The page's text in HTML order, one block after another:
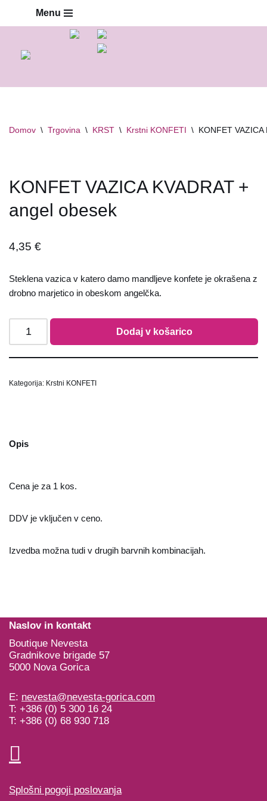
vsebino
Menu
Domov \ Trgovina \ KRST \ Krstni KONFETI \ KONFET
KONFET VAZICA KVADRAT +
angel obesek
4,35 €
Steklena vazica v katero damo mandljeve konfete je okrašena z
drobno marjetico in obeskom angelčka.
Dodaj v košarico
Kategorija: Krstni KONFETI
Opis
Cena je za 1 kos.
DDV je vključen v ceno.
Izvedba možna tudi v drugih barvnih kombinacijah.
Naslov in kontakt
Boutique Nevesta
Gradnikove brigade 57
5000 Nova Gorica
E: nevesta@nevesta-gorica.com
T: +386 (0) 5 300 16 24
T: +386 (0) 68 930 718
Splošni pogoji poslovanja